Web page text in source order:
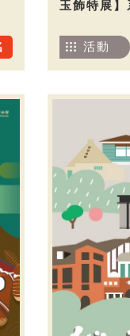
玉飾特展
活動